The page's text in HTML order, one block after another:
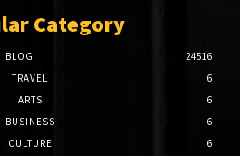
Category
BLOG
24516
TRAVEL
6
ARTS
6
BUSINESS
6
CULTURE
6